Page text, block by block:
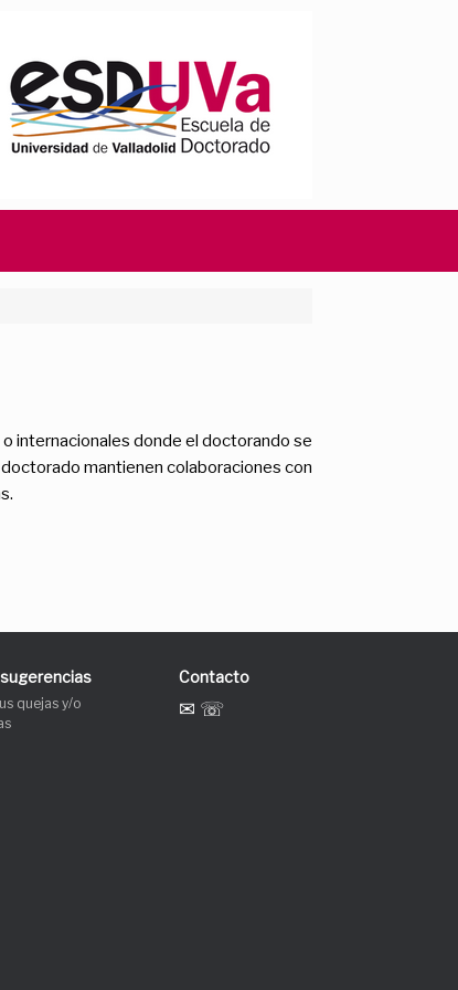
internacionales donde el doctorando se
mantienen colaboraciones con
quejas y/o
Contacto
✉ ☏